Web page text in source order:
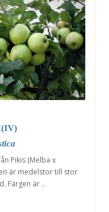
Pikis (Melba x
är medelstor till stor
Färgen är ..